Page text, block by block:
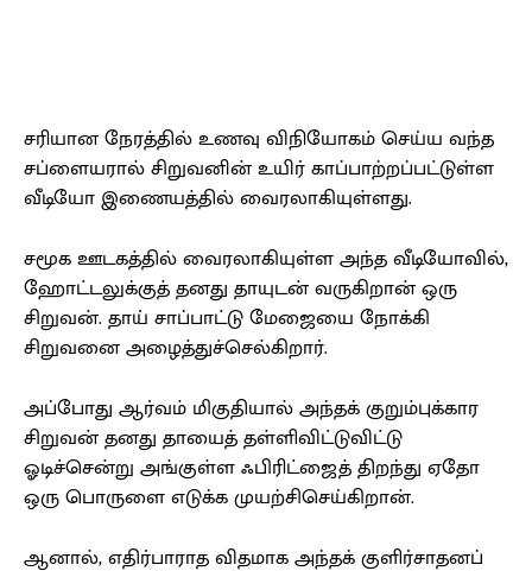
சரியான நேரத்தில் உணவு விநியோகம் செய்ய வந்த
சப்ளையரால் சிறுவனின் உயிர் காப்பாற்றப்பட்டுள்ள
வீடியோ இணையத்தில் வைரலாகியுள்ளது.
சமூக ஊடகத்தில் வைரலாகியுள்ள அந்த வீடியோவில்,
ஹோட்டலுக்குத் தனது தாயுடன் வருகிறான் ஒரு
சிறுவன். தாய் சாப்பாட்டு மேஜையை நோக்கி
சிறுவனை அழைத்துச்செல்கிறார்.
அப்போது ஆர்வம் மிகுதியால் அந்தக் குறும்புக்கார
சிறுவன் தனது தாயைத் தள்ளிவிட்டுவிட்டு
ஓடிச்சென்று அங்குள்ள ஃபிரிட்ஜைத் திறந்து ஏதோ
ஒரு பொருளை எடுக்க முயற்சிசெய்கிறான்.
ஆனால், எதிர்பாராத விதமாக அந்தக் குளிர்சாதனப்